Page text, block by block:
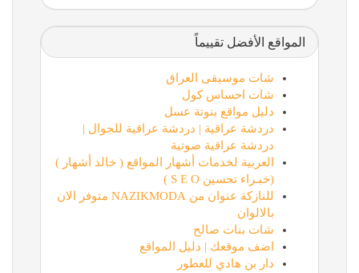
المواقع الأفضل تقييماً
شات موسيقى العراق
شات احساس كول
دليل مواقع بنوتة عسل
دردشة عراقية | دردشة عراقية للجوال |
دردشة عراقية صوتية
العربية لخدمات أشهار المواقع ( خالد أشهار )
(خبـراء تحسين S E O )
للنازكة عنوان من NAZIKMODA متوفر الان
بالالوان
شات بنات صالح
اضف موقعك | دليل المواقع
دار بن هادي للعطور